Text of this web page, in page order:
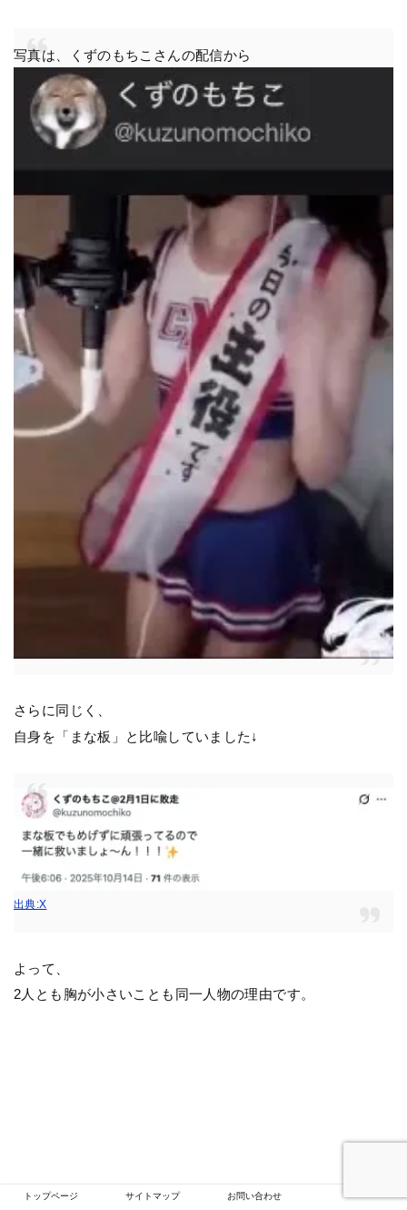
写真は、くずのもちこさんの配信から
さらに同じく、
自身を「まな板」と比喩していました↓
出典:X
よって、
2人とも胸が小さいことも同一人物の理由です。
トップページ サイトマップ お問い合わせ